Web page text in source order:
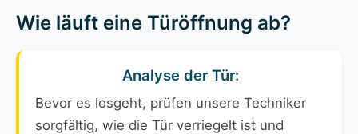
Wie läuft eine Türöffnung ab?
Analyse der Tür:
Bevor es losgeht, prüfen unsere Techniker
sorgfältig, wie die Tür verriegelt ist und